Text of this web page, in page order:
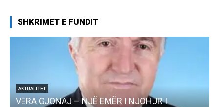
SHKRIMET E FUNDIT
NJË EMËR I NJOHUR I
AKTUALITET